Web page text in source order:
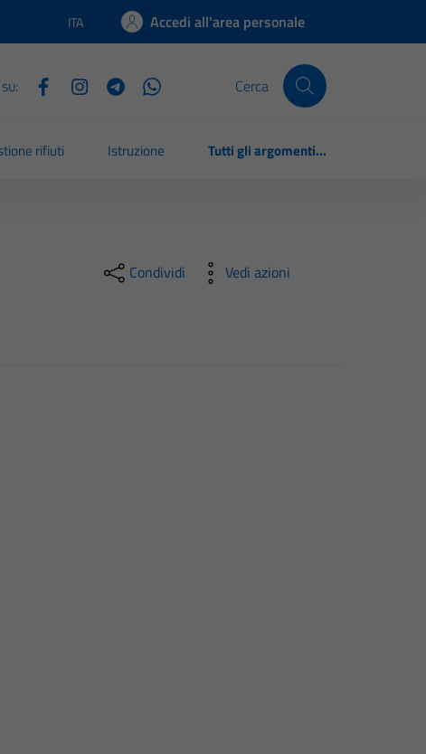
Lingua attiva:
ITA Accedi all'area personale
Cerca
rifiuti Istruzione Tutti gli argomenti...
Condividi Vedi azioni